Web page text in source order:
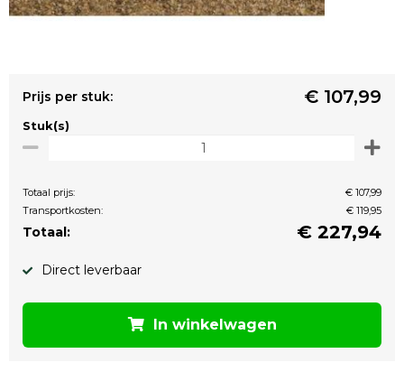
Prijs per stuk: € 107,99
Stuk(s)
Totaal prijs:
€ 107,99
Transportkosten:
€ 119,95
Totaal: € 227,94
Direct leverbaar
In winkelwagen